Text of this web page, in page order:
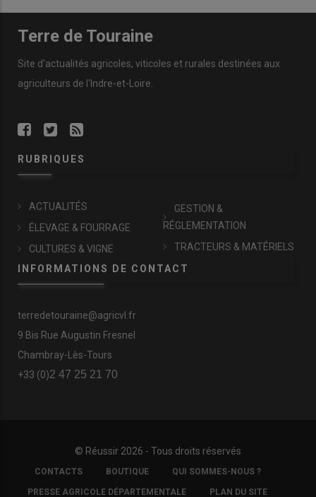
Terre de Touraine
Site d'actualités agricoles, viticoles et rurales destinées aux
agriculteurs de l'Indre-et-Loire.
RUBRIQUES
ACTUALITÉS
ÉLEVAGE & FOURRAGE
CULTURES & VIGNE
GESTION &
RÉGLEMENTATION
TRACTEURS & MATÉRIELS
INFORMATIONS DE CONTACT
terredetouraine@agricvl.fr
9 Bis Rue Augustin Fresnel
Chambray-Lès-Tours
+33 (0)2 47 25 21 70
© Réussir 2026 - Tous droits réservés
FOOTER
COPYRIGHT
CONTACTS BOUTIQUE QUI SOMMES-NOUS ?
PRESSE AGRICOLE DÉPARTEMENTALE PLAN DU SITE